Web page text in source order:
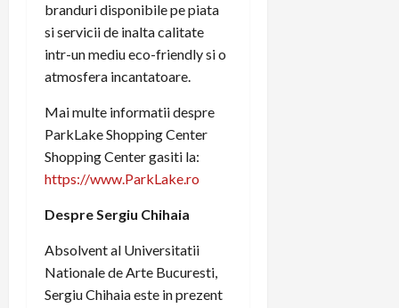
branduri disponibile pe piata
si servicii de inalta calitate
intr-un mediu eco-friendly si o
atmosfera incantatoare.
Mai multe informatii despre
ParkLake Shopping Center
Shopping Center gasiti la:
https://www.ParkLake.ro
Despre Sergiu Chihaia
Absolvent al Universitatii
Nationale de Arte Bucuresti,
Sergiu Chihaia este in prezent